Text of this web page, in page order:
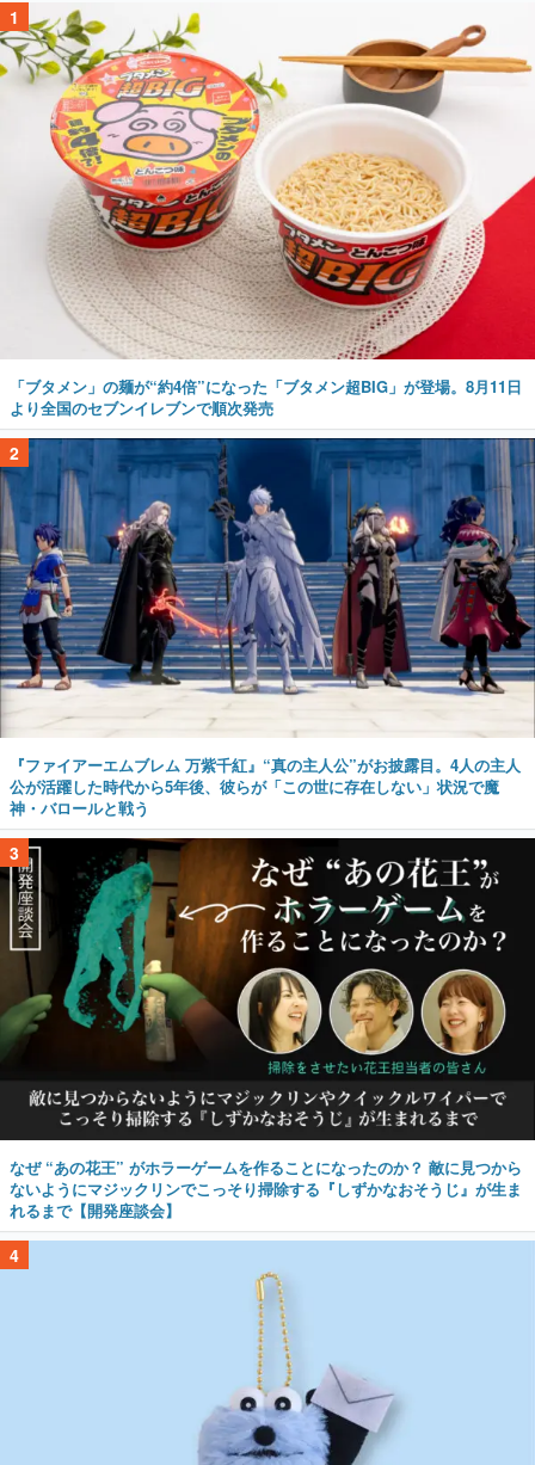
1
「ブタメン」の麺が“約4倍”になった「ブタメン超BIG」が登場。8月11日
より全国のセブンイレブンで順次発売
2
『ファイアーエムブレム 万紫千紅』“真の主人公”がお披露目。4人の主人
公が活躍した時代から5年後、彼らが「この世に存在しない」状況で魔
神・バロールと戦う
3
なぜ “あの花王” がホラーゲームを作ることになったのか？ 敵に見つから
ないようにマジックリンでこっそり掃除する『しずかなおそうじ』が生ま
れるまで【開発座談会】
4